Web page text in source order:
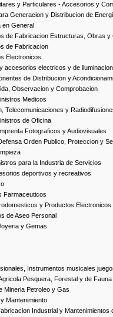
y Particulares - Accesorios y
Generacion y Distribucion de
en General
de Fabricacion Estructuras, Obras
de Fabricacion
Electronicos
accesorios electricos y de iluminacion
de Distribucion y
Observacion y Comprobacion
Medicos
Telecomunicaciones y
de Oficina
Fotograficos y Audiovisuales
Orden Publico, Proteccion y
para la Industria de Servicios
deportivos y recreativos
Farmaceuticos
y Productos Electronicos
de Aseo Personal
y Gemas
Instrumentos musicales
Pesquera, Forestal y de Fauna
Mineria Petroleo y Gas
Mantenimiento
Industrial y Mantenimientos